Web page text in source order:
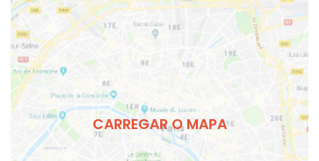
CARREGAR O MAPA